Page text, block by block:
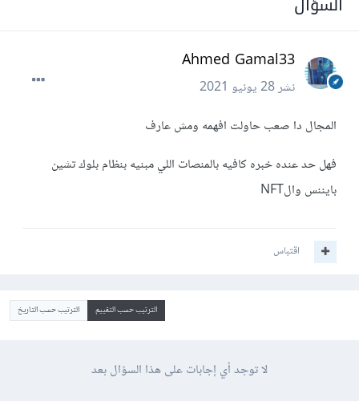
Ahmed Gamal33
نشر28 يونيو 2021
المجال دا صعب حاولت افهمه ومش عارف
فهل حد عنده خبره كافيه بالمنصات اللي مبنيه بنظام بلوك تشين
بايننس والNFT
اقتباس
الترتيب حسب التقييم الترتيب حسب التاريخ
لا توجد أي إجابات على هذا السؤال بعد